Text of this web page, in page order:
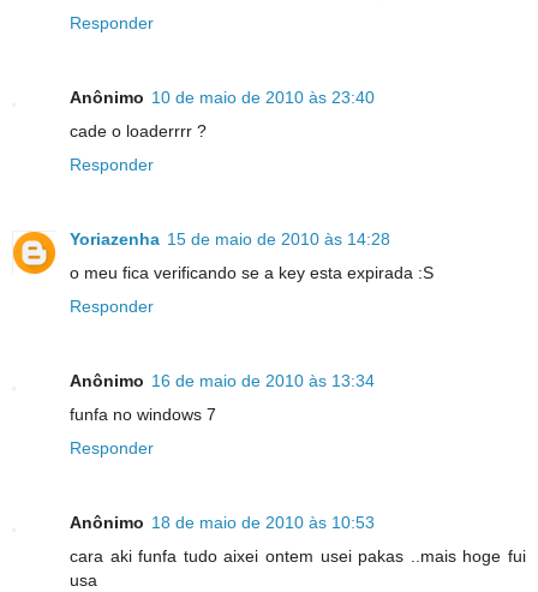
Responder
Anônimo 10 de maio de 2010 às 23:40
cade o loaderrrr ?
Responder
Yoriazenha 15 de maio de 2010 às 14:28
o meu fica verificando se a key esta expirada :S
Responder
Anônimo 16 de maio de 2010 às 13:34
funfa no windows 7
Responder
Anônimo 18 de maio de 2010 às 10:53
cara aki funfa tudo aixei ontem usei pakas ..mais hoge fui
usa